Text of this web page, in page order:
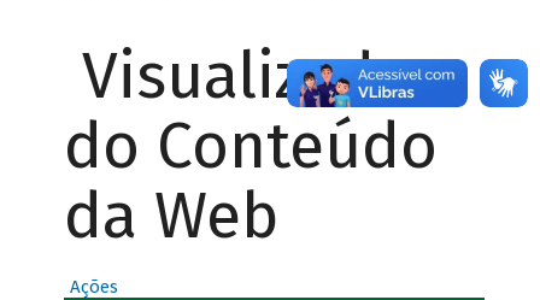
Visualizador
do Conteúdo
da Web
Ações